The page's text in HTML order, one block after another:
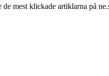
mest klickade artiklarna på